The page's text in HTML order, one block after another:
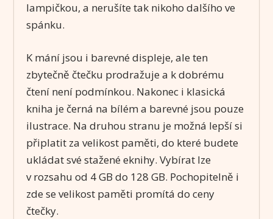
lampičkou, a nerušíte tak nikoho dalšího ve
spánku.
K mání jsou i barevné displeje, ale ten
zbytečně čtečku prodražuje a k dobrému
čtení není podmínkou. Nakonec i klasická
kniha je černá na bílém a barevné jsou pouze
ilustrace. Na druhou stranu je možná lepší si
připlatit za velikost paměti, do které budete
ukládat své stažené eknihy. Vybírat lze
v rozsahu od 4 GB do 128 GB. Pochopitelně i
zde se velikost paměti promítá do ceny
čtečky.